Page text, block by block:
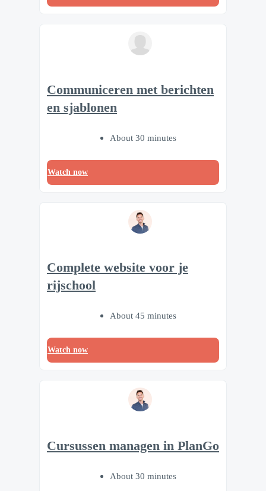
Communiceren met berichten
en sjablonen
About 30 minutes
Watch now
Complete website voor je
rijschool
About 45 minutes
Watch now
Cursussen managen in PlanGo
About 30 minutes